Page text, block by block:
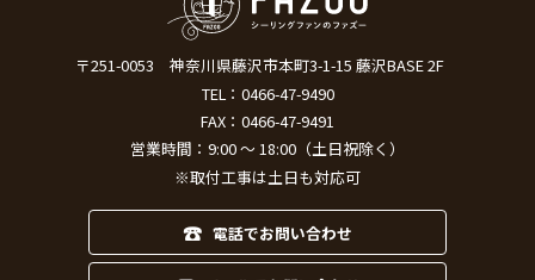
〒251-0053
神奈川県藤沢市本町3-1-15 藤沢BASE 2F
TEL： 0466-47-9490
FAX：0466-47-9491
営業時間：9:00 ～ 18:00（土日祝除く）
※取付工事は土日も対応可
電話でお問い合わせ